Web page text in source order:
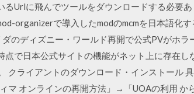
Urlに飛んでツールをダウンロードする必要あ
organizerで導入したmodのmcmを日本語化す
のディズニー・ワールド再開で公式PVがホラ
で日本公式サイトの機能がネット上に存在
クライアントのダウンロード・インストール
マ オンラインの再開方法」→「UOAの利用 か